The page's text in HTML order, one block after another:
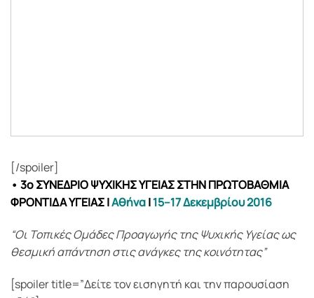
[/spoiler]
• 3ο ΣΥΝΕΔΡΙΟ ΨΥΧΙΚΗΣ ΥΓΕΙΑΣ ΣΤΗΝ ΠΡΩΤΟΒΑΘΜΙΑ
ΦΡΟΝΤΙΔΑ ΥΓΕΙΑΣ|Αθήνα|15–17 Δεκεμβρίου 2016
“Οι Τοπικές Ομάδες Προαγωγής της Ψυχικής Υγείας ως
θεσμική απάντηση στις ανάγκες της κοινότητας”
[spoiler title=”Δείτε τον εισηγητή και την παρουσίαση